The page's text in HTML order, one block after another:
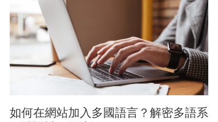
如何在網站加入多國語言？解密多語系
網
站
多
解
密